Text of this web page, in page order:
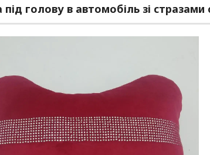
голову в автомобіль зі стразами